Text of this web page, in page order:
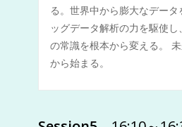
る。世界中から膨大なデー
ッグデータ解析の力を駆使
の常識を根本から変える。
から始まる。